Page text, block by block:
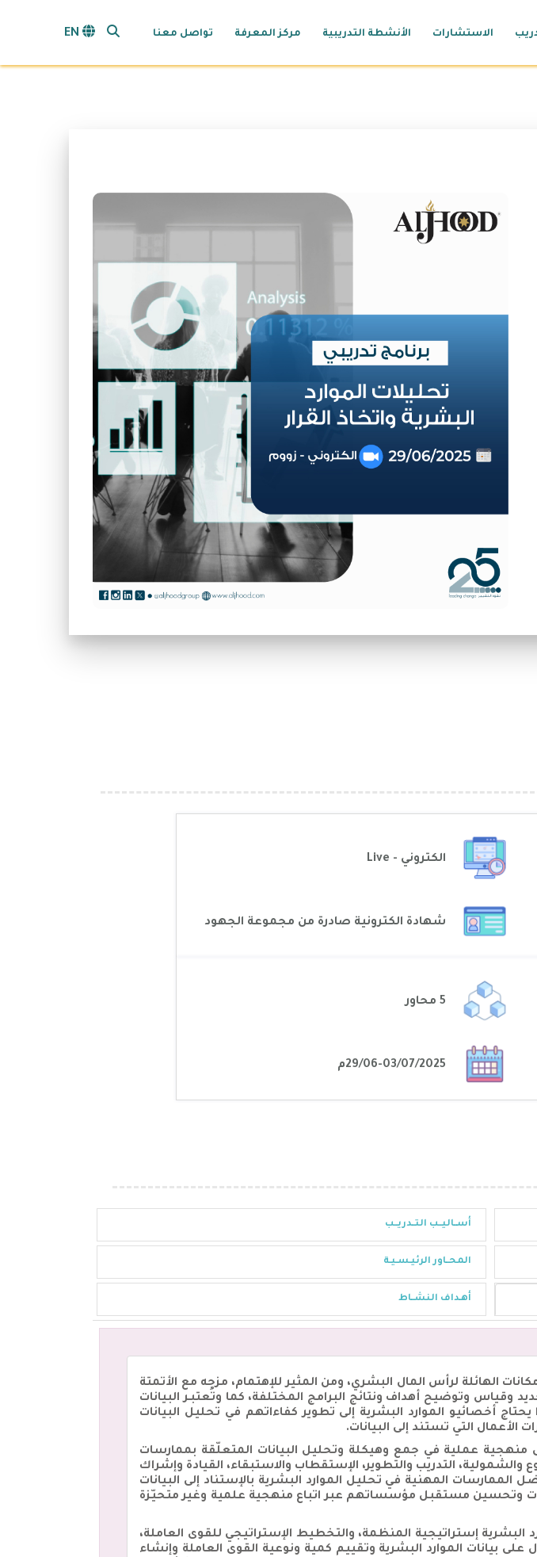
تواصل معنا مركز المعرفة الأنشطة التدريبية الاستشارات search opener
الكتروني - Live
شهادة الكترونية صادرة من مجموعة الجهود
أســاليــب التــدريــب
المحــاور الرئيـسـيـة
أهـداف النشــاط
الهائلة لرأس المال البشري، ومن المثير للإهتمام، مزجه مع الأتمتة
وقياس وتوضيح أهداف ونتائج البرامج المختلفة، كما وتُعتبـر البيانات
أخصائيو الموارد البشرية إلى تطوير كفاءاتهم في تحليل البيانات
الأعمال التي تستند إلى البيانات.
على منهجية عملية في جمع وهيكلة وتحليل البيانات المتعلّقة بممارسات
والشمولية، التدريب والتطوير، الإستقطاب والاستبقاء، القيادة وإشراك
المهنية في تحليل الموارد البشرية بالإستناد إلى البيانات
وتحسين مستقبل مؤسساتهم عبر اتباع منهجية علمية وغير متحيّزة
البشرية إستراتيجية المنظمة، والتخطيط الإستراتيجي للقوى العاملة،
بيانات الموارد البشرية وتقييم كمية ونوعية القوى العاملة وإنشاء